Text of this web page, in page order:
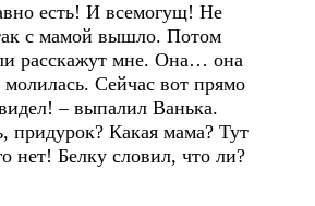
есть! И всемогущ! Не
с мамой вышло. Потом
расскажут мне. Она… она
Сейчас вот прямо
– выпалил Ванька.
придурок? Какая мама? Тут
нет! Белку словил, что ли?